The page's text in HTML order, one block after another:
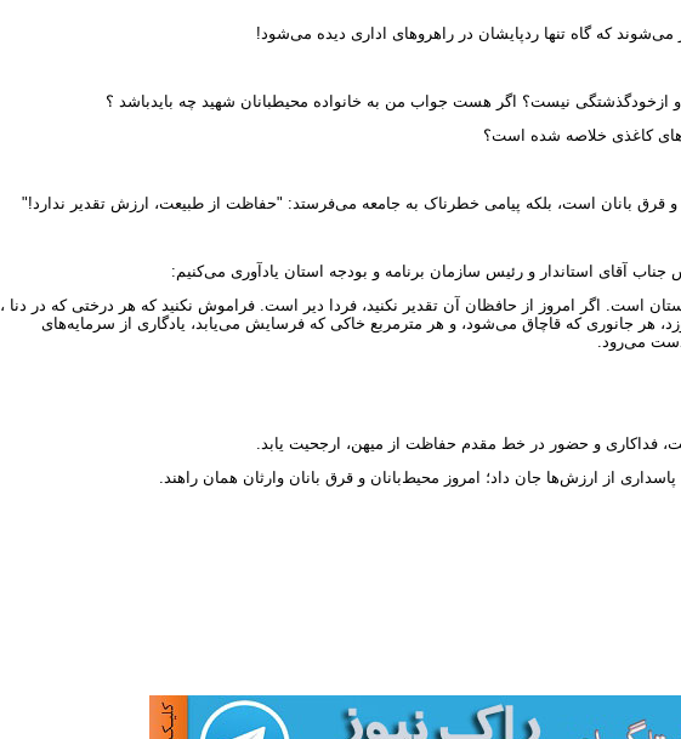
می‌شوند که گاه تنها ردپایشان در راهروهای اداری دیده می‌شود!
و ازخودگذشتگی نیست؟ اگر هست جواب من به خانواده محیطبانان شهید چه بایدباشد ؟
کاغذی خلاصه شده است؟
و قرق بانان است، بلکه پیامی خطرناک به جامعه می‌فرستد: "حفاظت از طبیعت، ارزش تقدیر ندارد!"
آقای استاندار و رئیس سازمان برنامه و بودجه استان یادآوری می‌کنیم:
است. اگر امروز از حافظان آن تقدیر نکنید، فردا دیر است. فراموش نکنید که هر درختی که در دنا ،
هر جانوری که قاچاق می‌شود، و هر مترمربع خاکی که فرسایش می‌یابد، یادگاری از سرمایه‌های
می‌رود.
فداکاری و حضور در خط مقدم حفاظت از میهن، ارجحیت یابد.
از ارزش‌ها جان داد؛ امروز محیط‌بانان و قرق بانان وارثان همان راهند.